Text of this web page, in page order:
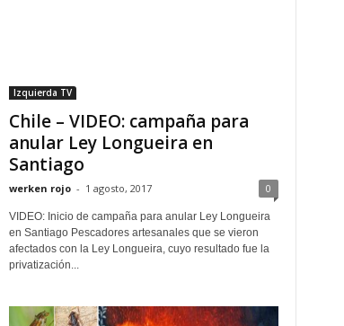
Izquierda TV
Chile – VIDEO: campaña para
anular Ley Longueira en
Santiago
werken rojo - 1 agosto, 2017 0
VIDEO: Inicio de campaña para anular Ley Longueira
en Santiago Pescadores artesanales que se vieron
afectados con la Ley Longueira, cuyo resultado fue la
privatización...